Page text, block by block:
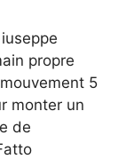
propre
5
monter un
de